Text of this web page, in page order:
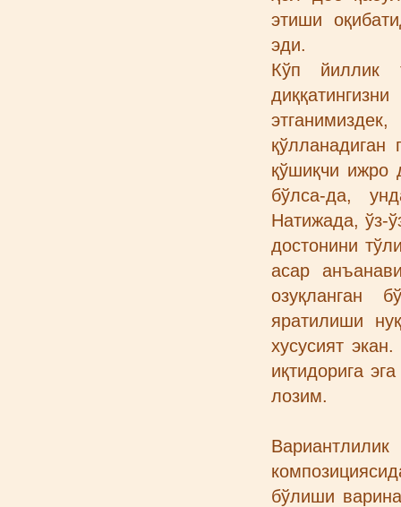
этиши
эди.
Кўп йиллик
қўлланадиган
қўшиқчи ижро
бўлса-да,
Натижада, ўз-
достонини
асар
озуқланган
яратилиши
хусусият
иқтидорига
лозим.
бўлиши